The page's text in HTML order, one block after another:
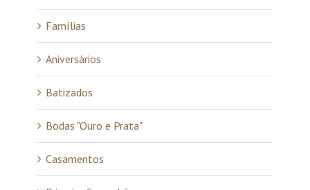
Famílias
Aniversários
Batizados
Bodas "Ouro e Prata"
Casamentos